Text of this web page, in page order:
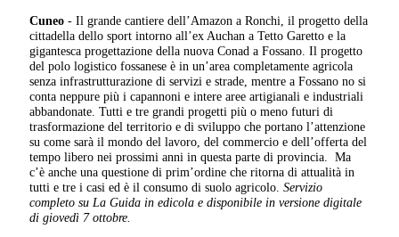
Cuneo -Il grande cantiere dell’Amazon a Ronchi, il progetto della
cittadella dello sport intorno all’ex Auchan a Tetto Garetto e la
gigantesca progettazione della nuova Conad a Fossano. Il progetto
del polo logistico fossanese è in un’area completamente agricola
senza infrastrutturazione di servizi e strade, mentre a Fossano no si
conta neppure più i capannoni e intere aree artigianali e industriali
abbandonate. Tutti e tre grandi progetti più o meno futuri di
trasformazione del territorio e di sviluppo che portano l’attenzione
su come sarà il mondo del lavoro, del commercio e dell’offerta del
tempo libero nei prossimi anni in questa parte di provincia. Ma
c’è anche una questione di prim’ordine che ritorna di attualità in
tutti e tre i casi ed è il consumo di suolo agricolo.Servizio
completo su La Guida in edicola e disponibile in versione digitale
di giovedì 7 ottobre.